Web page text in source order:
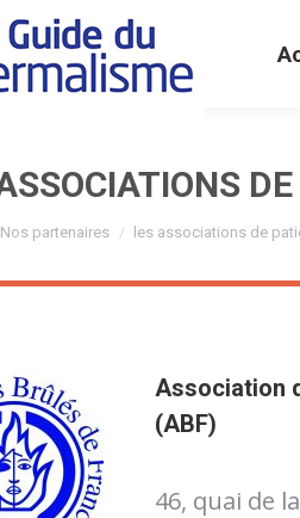
ici :
Nos partenaires les associations de
Association
(ABF)
46, quai de